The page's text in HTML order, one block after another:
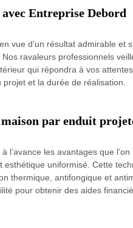
Entreprise Debord
vue d’un résultat admirable
ravaleurs professionnels
qui répondra à vos
et la durée de réalisation.
par enduit
l’avance les avantages que
uniformisé. Cette
thermique, antifongique et
pour obtenir des aides